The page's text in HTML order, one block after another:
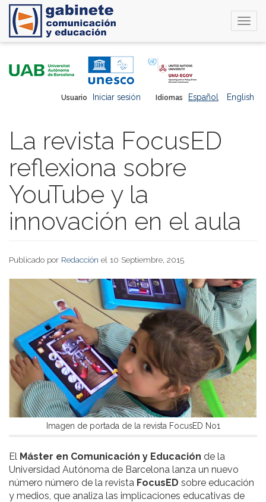
Idiomas Español English
Usuario Iniciar sesión
La revista FocusED
reflexiona sobre
YouTube y la
innovación en el aula
Publicado por Redacción el 10 Septiembre, 2015
Imagen de portada de la revista FocusED No1
El Máster en Comunicación y Educación de la
Universidad Autónoma de Barcelona lanza un nuevo
número número de la revista FocusED sobre educación
y medios, que analiza las implicaciones educativas de